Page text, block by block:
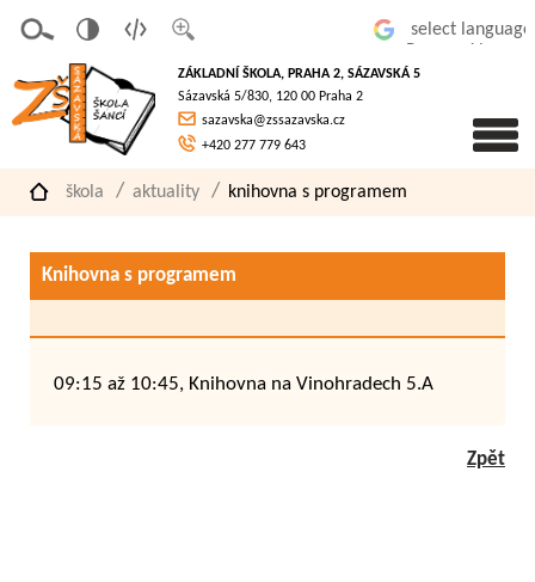
písmo
á
verze
pro
slaboz
raké
ZÁKLADNÍ ŠKOLA, PRAHA 2, SÁZAVSKÁ 5
Sázavská 5/830, 120 00 Praha 2
sazavska@zssazavska.cz
+420 277 779 643
škola aktuality knihovna s programem
Knihovna s programem
09:15 až 10:45, Knihovna na Vinohradech 5.A
Zpět